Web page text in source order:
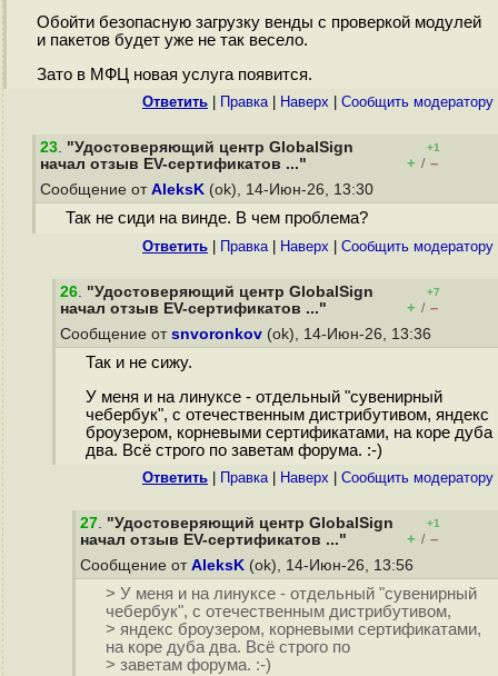
Обойти безопасную загрузку венды с проверкой модулей
и пакетов будет уже не так весело.
Зато в МФЦ новая услуга появится.
Ответить Правка| Наверх Cообщить модератору
23. "Удостоверяющий центр GlobalSign
начал отзыв EV-сертификатов ..."
+1
+ / –
Сообщение от AleksK (ok), 14-Июн-26, 13:30
Так не сиди на винде. В чем проблема?
Ответить Правка| Наверх Cообщить модератору
26. "Удостоверяющий центр GlobalSign
начал отзыв EV-сертификатов ..."
+7
+ / –
Сообщение от snvoronkov (ok), 14-Июн-26, 13:36
Так и не сижу.
У меня и на линуксе - отдельный "сувенирный
чебербук", с отечественным дистрибутивом, яндекс
броузером, корневыми сертификатами, на коре дуба
два. Всё строго по заветам форума. :-)
Ответить Правка| Наверх Cообщить модератору
27. "Удостоверяющий центр GlobalSign
начал отзыв EV-сертификатов ..."
+1
+ / –
Сообщение от AleksK (ok), 14-Июн-26, 13:56
> У меня и на линуксе - отдельный "сувенирный
чебербук", с отечественным дистрибутивом,
> яндекс броузером, корневыми сертификатами,
на коре дуба два. Всё строго по
> заветам форума. :-)